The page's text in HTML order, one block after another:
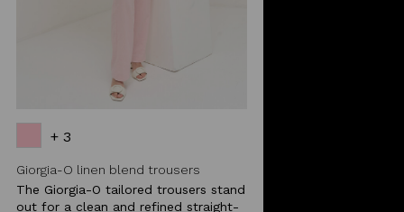
+ 3
Giorgia-O linen blend trousers
The Giorgia-O tailored trousers stand
out for a clean and refined straight-